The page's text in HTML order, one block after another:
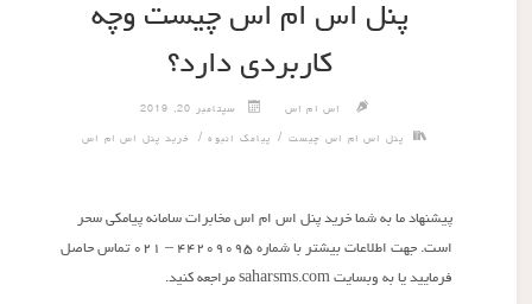
پنل اس ام اس چیست وچه
کاربردی دارد؟
اس ام اس سپتامبر 20, 2019
پنل اس ام اس چیست/ پیامک انبوه/ خرید پنل اس ام اس
پیشنهاد ما به شما خرید پنل اس ام اس مخابرات سامانه پیامکی سحر
است. جهت اطلاعات بیشتر با شماره ۴۴۲۰۹۰۹۵ – ۰۲۱ تماس حاصل
فرمایید یا به وبسایت saharsms.com مراجعه کنید.